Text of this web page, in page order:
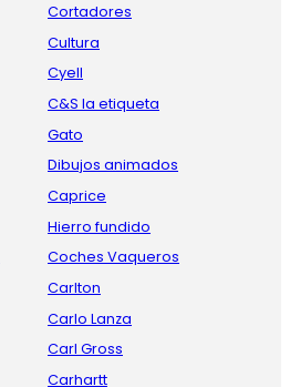
Cortadores
Cultura
Cyell
C&S la etiqueta
Gato
Dibujos animados
Caprice
Hierro fundido
Coches Vaqueros
Carlton
Carlo Lanza
Carl Gross
Carhartt